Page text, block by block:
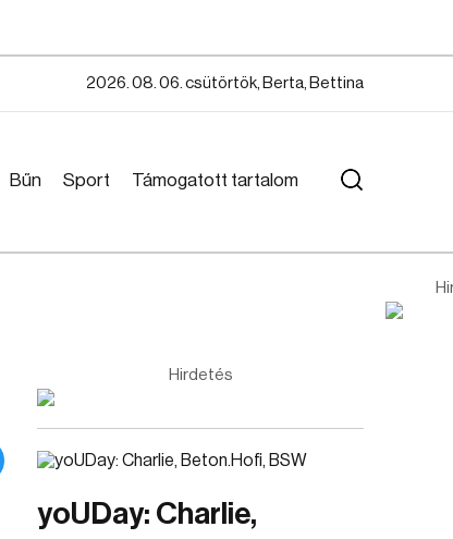
2026. 08. 06. csütörtök, Berta, Bettina
Bűn Sport Támogatott tartalom
Hirdetés
yoUDay: Charlie,